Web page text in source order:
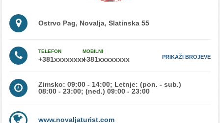
Ostrvo Pag, Novalja, Slatinska 55
TELEFON MOBILNI
PRIKAŽI BROJEVE
Zimsko: 09:00 - 14:00; Letnje: (pon. - sub.)
08:00 - 23:00; (ned.) 09:00 - 23:00
www.novaljaturist.com